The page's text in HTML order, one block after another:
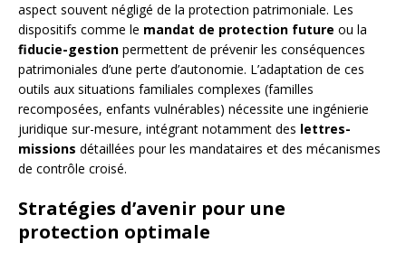
aspect souvent négligé de la protection patrimoniale. Les
dispositifs comme le mandat de protection future ou la
fiducie-gestion permettent de prévenir les conséquences
patrimoniales d’une perte d’autonomie. L’adaptation de ces
outils aux situations familiales complexes (familles
recomposées, enfants vulnérables) nécessite une ingénierie
juridique sur-mesure, intégrant notamment des lettres-
missions détaillées pour les mandataires et des mécanismes
de contrôle croisé.
Stratégies d’avenir pour une
protection optimale